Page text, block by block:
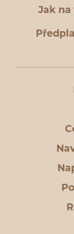
Jak na